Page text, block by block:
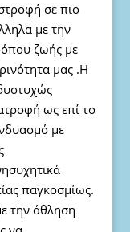
σε πιο
με την
ζωής με
μας .Η
ως επί το
με
παγκοσμίως.
την άθληση